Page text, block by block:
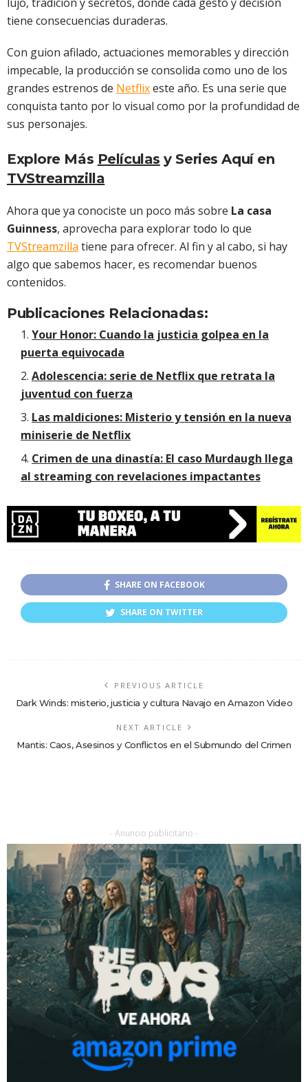
tiene consecuencias duraderas.
Con guion afilado, actuaciones memorables y dirección
impecable, la producción se consolida como uno de los
grandes estrenos de Netflixeste año. Es una serie que
conquista tanto por lo visual como por la profundidad de
sus personajes.
Explore Más Películas y Series Aquí en
TVStreamzilla
Ahora que ya conociste un poco más sobre La casa
Guinness, aprovecha para explorar todo lo que
TVStreamzilla tiene para ofrecer. Al fin y al cabo, si hay
algo que sabemos hacer, es recomendar buenos
contenidos.
Publicaciones Relacionadas:
Your Honor: Cuando la justicia golpea en la
puerta equivocada
Adolescencia: serie de Netflix que retrata la
juventud con fuerza
Las maldiciones: Misterio y tensión en la nueva
miniserie de Netflix
Crimen de una dinastía: El caso Murdaugh llega
al streaming con revelaciones impactantes
SHARE ON FACEBOOK
SHARE ON TWITTER
PREVIOUS ARTICLE
Dark Winds: misterio, justicia y cultura Navajo en Amazon Video
NEXT ARTICLE
Mantis: Caos, Asesinos y Conflictos en el Submundo del Crimen
- Anuncio publicitario -